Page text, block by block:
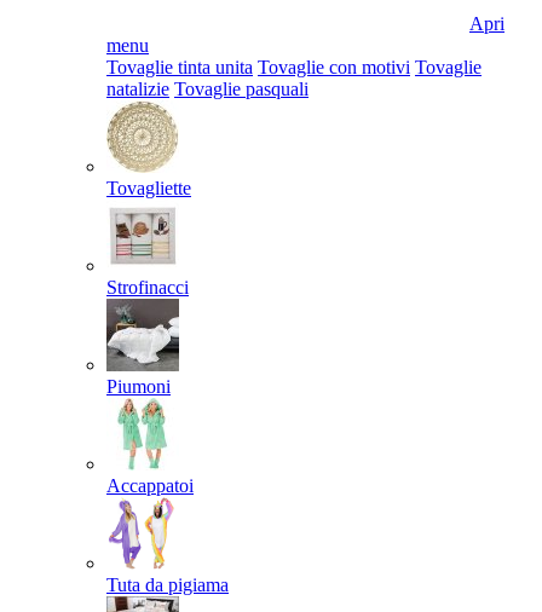
Apri
menu
Tovaglie tinta unita Tovaglie con motivi Tovaglie
natalizie Tovaglie pasquali
Tovagliette
Strofinacci
Piumoni
Accappatoi
Tuta da pigiama